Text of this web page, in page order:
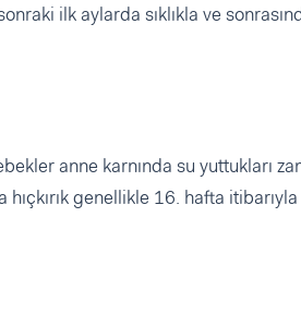
ilk aylarda sıklıkla ve
anne karnında su yuttukları
genellikle 16. hafta itibarıyla